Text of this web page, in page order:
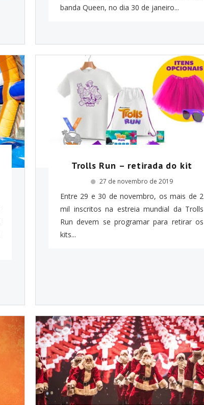
banda Queen, no dia 30 de janeiro...
Trolls Run – retirada do kit
27 de novembro de 2019
Entre 29 e 30 de novembro, os mais de 2
mil inscritos na estreia mundial da Trolls
Run devem se programar para retirar os
kits...